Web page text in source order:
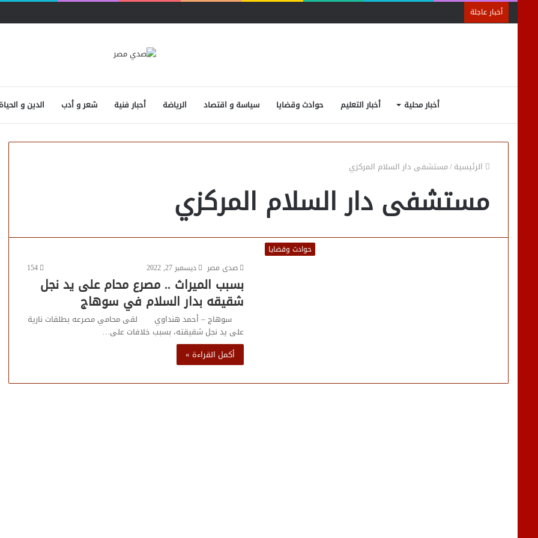
أخبار عاجلة
أخبار محلية أخبار التعليم حوادث وقضايا سياسة و اقتصاد الرياضة أحبار فنية شعر و أدب الدين و الحياة
الرئيسية/مستشفى دار السلام المركزي
مستشفى دار السلام المركزي
حوادث وقضايا
صدى مصر
ديسمبر 27, 2022 154
بسبب الميراث .. مصرع محام على يد نجل
شقيقه بدار السلام في سوهاج
سوهاج – أحمد هنداوي لقى محامي مصرعه بطلقات نارية
على يد نجل شقيقته، بسبب خلافات على…
أكمل القراءة »